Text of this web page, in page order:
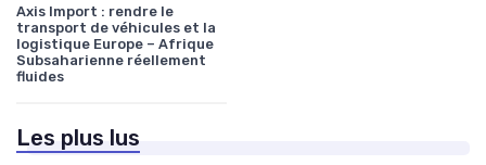
Axis Import : rendre le
transport de véhicules et la
logistique Europe – Afrique
Subsaharienne réellement
fluides
Les plus lus